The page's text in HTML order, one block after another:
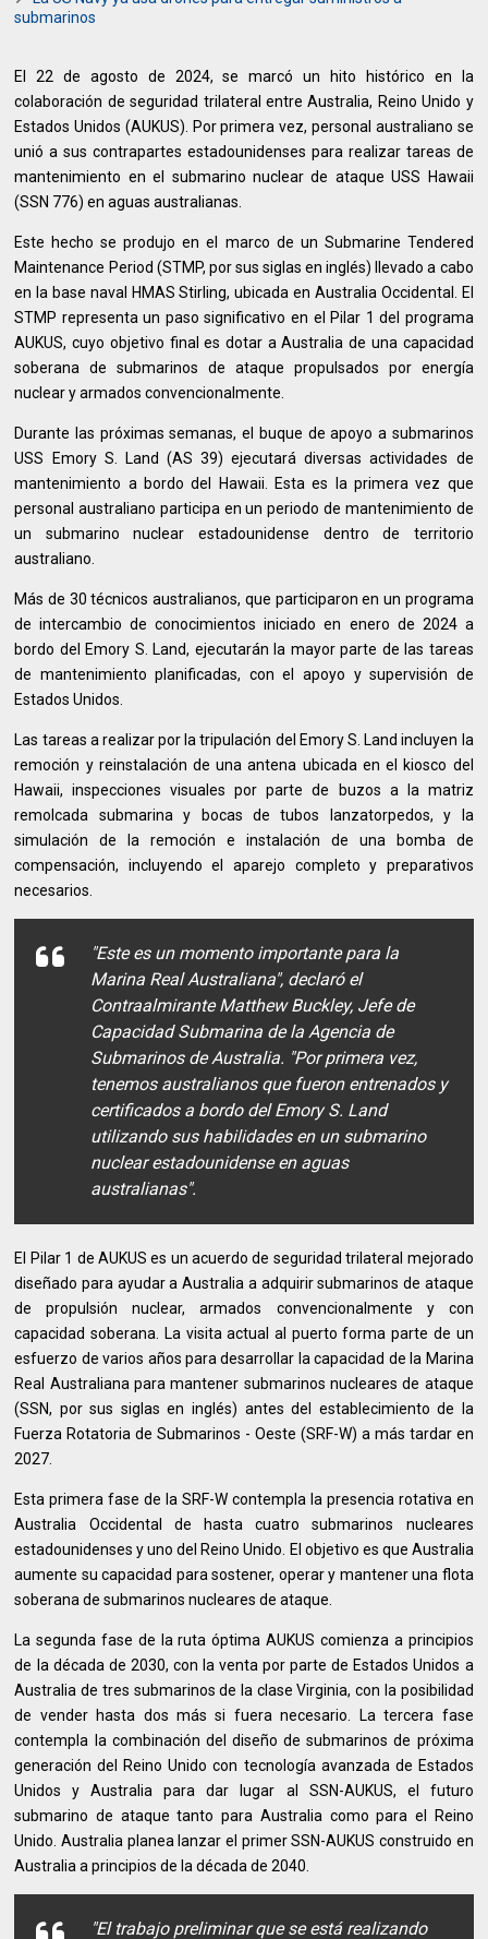
submarinos
El 22 de agosto de 2024, se marcó un hito histórico en la
colaboración de seguridad trilateral entre Australia, Reino Unido y
Estados Unidos (AUKUS). Por primera vez, personal australiano se
unió a sus contrapartes estadounidenses para realizar tareas de
mantenimiento en el submarino nuclear de ataque USS Hawaii
(SSN 776) en aguas australianas.
Este hecho se produjo en el marco de un Submarine Tendered
Maintenance Period (STMP, por sus siglas en inglés) llevado a cabo
en la base naval HMAS Stirling, ubicada en Australia Occidental. El
STMP representa un paso significativo en el Pilar 1 del programa
AUKUS, cuyo objetivo final es dotar a Australia de una capacidad
soberana de submarinos de ataque propulsados por energía
nuclear y armados convencionalmente.
Durante las próximas semanas, el buque de apoyo a submarinos
USS Emory S. Land (AS 39) ejecutará diversas actividades de
mantenimiento a bordo del Hawaii. Esta es la primera vez que
personal australiano participa en un periodo de mantenimiento de
un submarino nuclear estadounidense dentro de territorio
australiano.
Más de 30 técnicos australianos, que participaron en un programa
de intercambio de conocimientos iniciado en enero de 2024 a
bordo del Emory S. Land, ejecutarán la mayor parte de las tareas
de mantenimiento planificadas, con el apoyo y supervisión de
Estados Unidos.
Las tareas a realizar por la tripulación del Emory S. Land incluyen la
remoción y reinstalación de una antena ubicada en el kiosco del
Hawaii, inspecciones visuales por parte de buzos a la matriz
remolcada submarina y bocas de tubos lanzatorpedos, y la
simulación de la remoción e instalación de una bomba de
compensación, incluyendo el aparejo completo y preparativos
necesarios.
"Este es un momento importante para la
Marina Real Australiana", declaró el
Contraalmirante Matthew Buckley, Jefe de
Capacidad Submarina de la Agencia de
Submarinos de Australia. "Por primera vez,
tenemos australianos que fueron entrenados y
certificados a bordo del Emory S. Land
utilizando sus habilidades en un submarino
nuclear estadounidense en aguas
australianas".
El Pilar 1 de AUKUS es un acuerdo de seguridad trilateral mejorado
diseñado para ayudar a Australia a adquirir submarinos de ataque
de propulsión nuclear, armados convencionalmente y con
capacidad soberana. La visita actual al puerto forma parte de un
esfuerzo de varios años para desarrollar la capacidad de la Marina
Real Australiana para mantener submarinos nucleares de ataque
(SSN, por sus siglas en inglés) antes del establecimiento de la
Fuerza Rotatoria de Submarinos - Oeste (SRF-W) a más tardar en
2027.
Esta primera fase de la SRF-W contempla la presencia rotativa en
Australia Occidental de hasta cuatro submarinos nucleares
estadounidenses y uno del Reino Unido. El objetivo es que Australia
aumente su capacidad para sostener, operar y mantener una flota
soberana de submarinos nucleares de ataque.
La segunda fase de la ruta óptima AUKUS comienza a principios
de la década de 2030, con la venta por parte de Estados Unidos a
Australia de tres submarinos de la clase Virginia, con la posibilidad
de vender hasta dos más si fuera necesario. La tercera fase
contempla la combinación del diseño de submarinos de próxima
generación del Reino Unido con tecnología avanzada de Estados
Unidos y Australia para dar lugar al SSN-AUKUS, el futuro
submarino de ataque tanto para Australia como para el Reino
Unido. Australia planea lanzar el primer SSN-AUKUS construido en
Australia a principios de la década de 2040.
"El trabajo preliminar que se está realizando